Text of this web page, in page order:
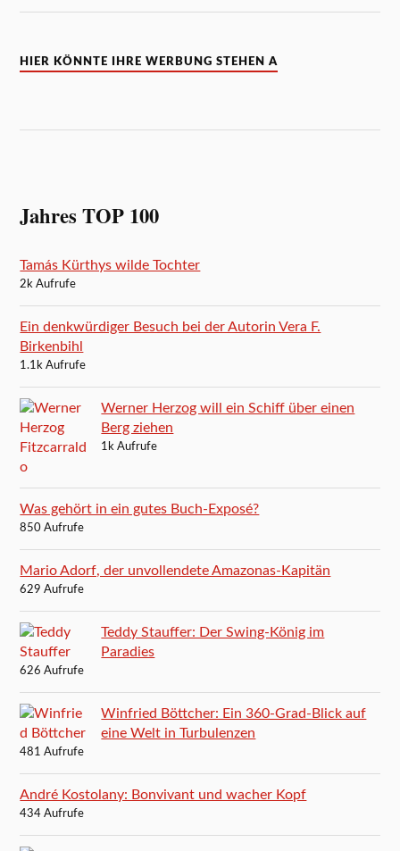
HIER KÖNNTE IHRE WERBUNG STEHEN A
Jahres TOP 100
Tamás Kürthys wilde Tochter
2k Aufrufe
Ein denkwürdiger Besuch bei der Autorin Vera F.
Birkenbihl
1.1k Aufrufe
Werner Herzog will ein Schiff über einen
Berg ziehen
1k Aufrufe
Was gehört in ein gutes Buch-Exposé?
850 Aufrufe
Mario Adorf, der unvollendete Amazonas-Kapitän
629 Aufrufe
Teddy Stauffer: Der Swing-König im
Paradies
626 Aufrufe
Winfried Böttcher: Ein 360-Grad-Blick auf
eine Welt in Turbulenzen
481 Aufrufe
André Kostolany: Bonvivant und wacher Kopf
434 Aufrufe